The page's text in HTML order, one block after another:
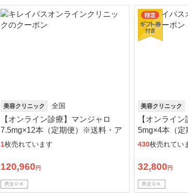
美容クリニック 全国
【オンライン診療】マンジャロ
7.5mg×12本（定期便）※送料・ア
ルコール綿・診察料込
1枚売れています
120,960 円
男女ＯＫ
美容クリニック
【オンライ
5mg×4本（
コール綿・診
430枚売れてい
32,800 円
男女ＯＫ